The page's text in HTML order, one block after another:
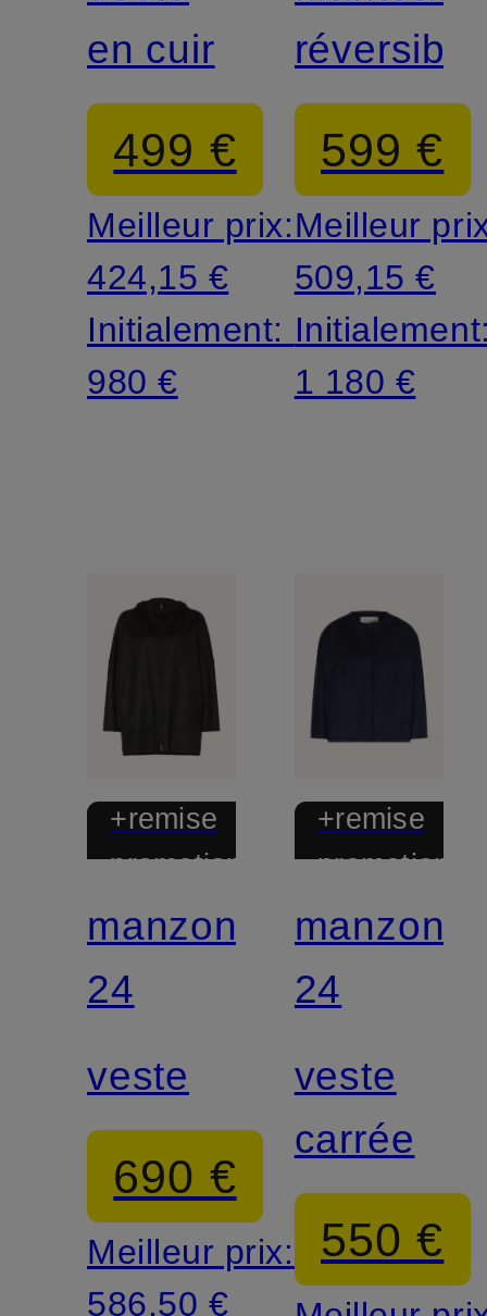
en cuir
499 €
Meilleur prix:
424,15 €
Initialement:
980 €
réversible
599 €
Meilleur
509,15 €
1 180 €
+remise
promotionnelle
manzoni
24
veste
690 €
Meilleur prix:
586,50 €
+remise
manzoni
24
veste
carrée
550 €